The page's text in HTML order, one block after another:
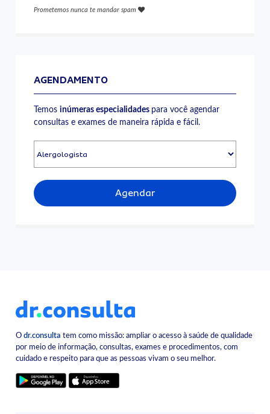
Prometemos nunca te mandar spam
AGENDAMENTO
Temosinúmeras especialidades para você agendar
consultas e exames de maneira rápida e fácil.
Agendar
Odr.consulta tem como missão: ampliar o acesso à saúde de qualidade
por meio de informação, consultas, exames e procedimentos, com
cuidado e respeito para que as pessoas vivam o seu melhor.